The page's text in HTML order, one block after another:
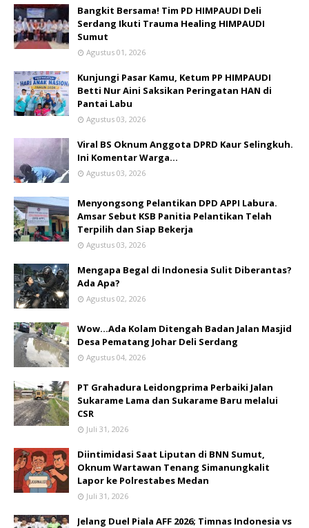
Bangkit Bersama! Tim PD HIMPAUDI Deli
Serdang Ikuti Trauma Healing HIMPAUDI
Sumut
Agustus 01, 2026
Kunjungi Pasar Kamu, Ketum PP HIMPAUDI
Betti Nur Aini Saksikan Peringatan HAN di
Pantai Labu
Agustus 03, 2026
Viral BS Oknum Anggota DPRD Kaur Selingkuh.
Ini Komentar Warga…
Agustus 03, 2026
Menyongsong Pelantikan DPD APPI Labura.
Amsar Sebut KSB Panitia Pelantikan Telah
Terpilih dan Siap Bekerja
Agustus 03, 2026
Mengapa Begal di Indonesia Sulit Diberantas?
Ada Apa?
Agustus 02, 2026
Wow...Ada Kolam Ditengah Badan Jalan Masjid
Desa Pematang Johar Deli Serdang
Agustus 04, 2026
PT Grahadura Leidongprima Perbaiki Jalan
Sukarame Lama dan Sukarame Baru melalui
CSR
Juli 31, 2026
Diintimidasi Saat Liputan di BNN Sumut,
Oknum Wartawan Tenang Simanungkalit
Lapor ke Polrestabes Medan
Juli 31, 2026
Jelang Duel Piala AFF 2026; Timnas Indonesia vs